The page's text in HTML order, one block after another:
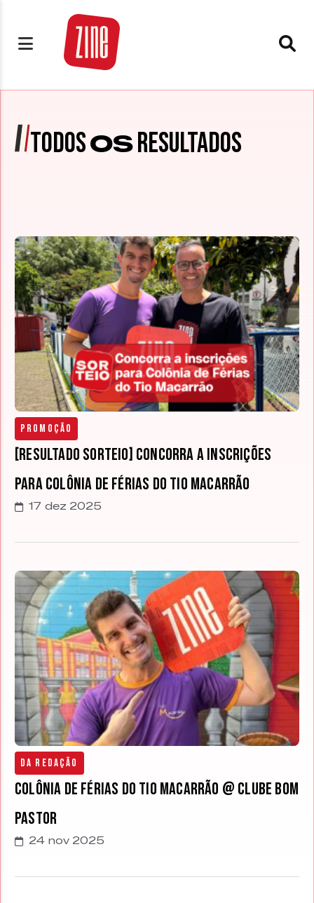
TODOSOSRESULTADOS
Promoção
[RESULTADO SORTEIO] Concorra a inscrições
para Colônia de Férias do Tio Macarrão
17 dez 2025
Da Redação
Colônia de Férias do Tio Macarrão @ Clube Bom
Pastor
24 nov 2025